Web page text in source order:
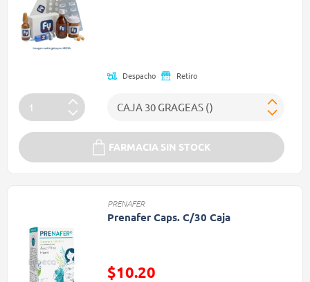
Despacho Retiro
FARMACIA SIN STOCK
PRENAFER
Prenafer Caps. C/30 Caja
Precio reducido de
$10.20